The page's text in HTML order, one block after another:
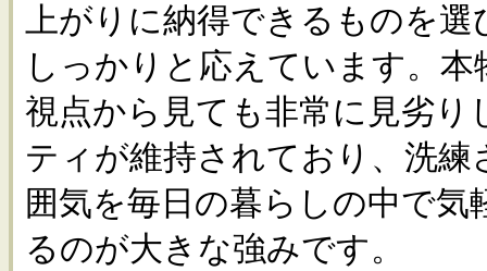
上がりに納得できるものを
しっかりと応えています。本
視点から見ても非常に見劣り
ティが維持されており、洗練
囲気を毎日の暮らしの中で
るのが大きな強みです。